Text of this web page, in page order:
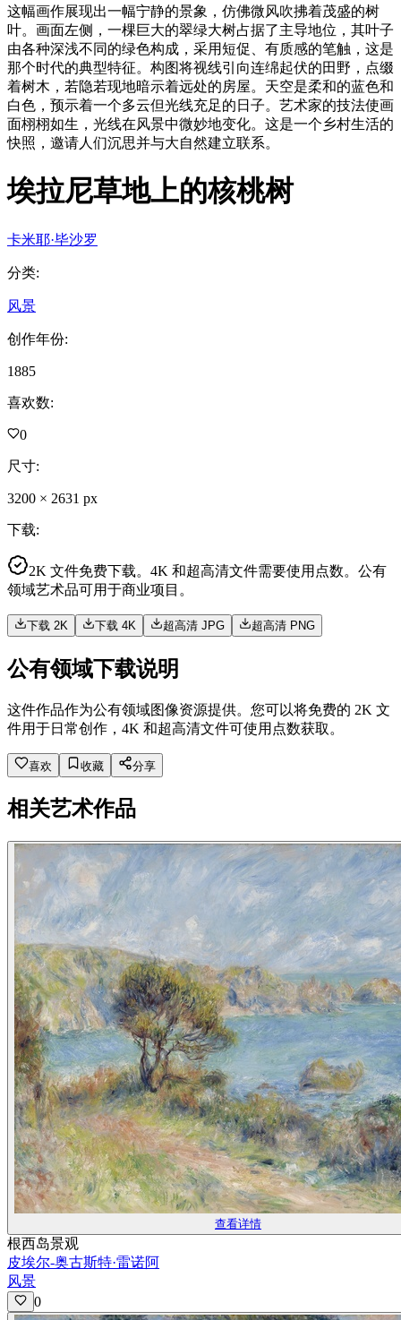
这幅画作展现出一幅宁静的景象，仿佛微风吹拂着茂盛的树
叶。画面左侧，一棵巨大的翠绿大树占据了主导地位，其叶子
由各种深浅不同的绿色构成，采用短促、有质感的笔触，这是
那个时代的典型特征。构图将视线引向连绵起伏的田野，点缀
着树木，若隐若现地暗示着远处的房屋。天空是柔和的蓝色和
白色，预示着一个多云但光线充足的日子。艺术家的技法使画
面栩栩如生，光线在风景中微妙地变化。这是一个乡村生活的
快照，邀请人们沉思并与大自然建立联系。
埃拉尼草地上的核桃树
卡米耶·毕沙罗
分类:
风景
创作年份:
1885
喜欢数:
0
尺寸:
3200 × 2631 px
下载:
2K 文件免费下载。4K 和超高清文件需要使用点数。公有
领域艺术品可用于商业项目。
下载 2K 下载 4K 超高清 JPG 超高清 PNG
公有领域下载说明
这件作品作为公有领域图像资源提供。您可以将免费的 2K 文
件用于日常创作，4K 和超高清文件可使用点数获取。
喜欢 收藏 分享
相关艺术作品
查看详情
根西岛景观
皮埃尔-奥古斯特·雷诺阿
风景
0